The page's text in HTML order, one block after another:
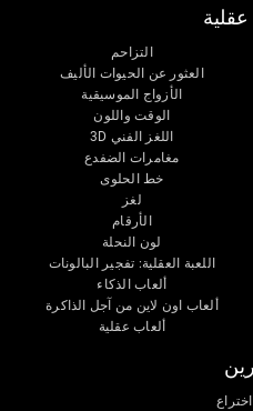
عقلية
التزاحم
العثور عن الحيوات الأليف
الأزواج الموسيقية
الوقت واللون
اللغز الفني 3D
مغامرات الضفدع
خط الحلوى
لغز
الأرقام
لون النحلة
اللعبة العقلية: تفجير البالونات
ألعاب الذكاء
ألعاب اون لاين من آجل الذاكرة
ألعاب عقلية